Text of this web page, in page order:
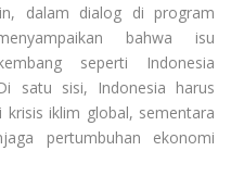
dalam dialog di program
bahwa isu
seperti Indonesia
satu sisi, Indonesia harus
iklim global, sementara
pertumbuhan ekonomi